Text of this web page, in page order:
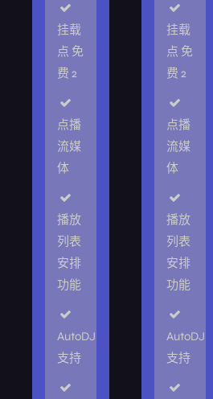
挂载
点 免
费 2
点播
流媒
体
播放
列表
安排
功能
AutoDJ
支持
挂载
点 免
费 2
点播
流媒
体
播放
列表
安排
功能
AutoDJ
支持